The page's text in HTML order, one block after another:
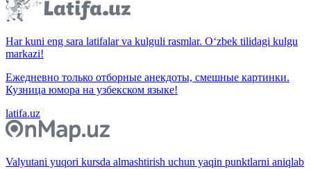
Har kuni eng sara latifalar va kulguli rasmlar. O‘zbek tilidagi kulgu
markazi!
Ежедневно только отборные анекдоты, смешные картинки.
Кузница юмора на узбекском языке!
latifa.uz
Valyutani yuqori kursda almashtirish uchun yaqin punktlarni aniqlab